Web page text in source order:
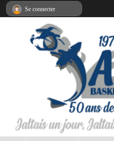
Se connecter
Panneau de gestion des cookies